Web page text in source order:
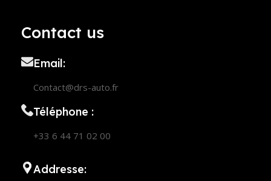
Contact us
Email:
Contact@drs-auto.fr
Téléphone :
+33 6 44 71 02 00
Addresse: